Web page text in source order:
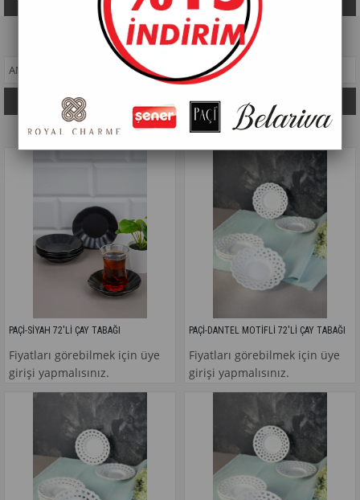
ANASAYFA ÇAY TAKIMLARI ÇAY TABAKLARI
Filtreleme Sıralama
PAÇİ-SİYAH 72'Lİ ÇAY TABAĞI
Fiyatları görebilmek için üye
girişi yapmalısınız.
PAÇİ-DANTEL MOTİFLİ 72'Lİ ÇAY TABAĞI
Fiyatları görebilmek için üye
girişi yapmalısınız.